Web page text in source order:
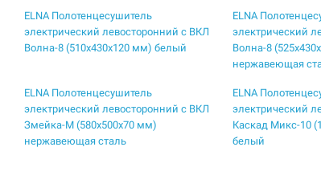
ELNA Полотенцесушитель
электрический левосторонний с ВКЛ
Волна-8 (510х430х120 мм) белый
ELNA
электрический
Волна-8
нержавеющая
ELNA Полотенцесушитель
электрический левосторонний с ВКЛ
Змейка-М (580х500х70 мм)
нержавеющая сталь
ELNA
электрический
Каскад Микс-10
белый